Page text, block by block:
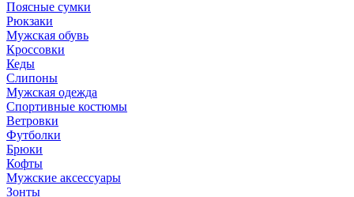
Поясные сумки
Рюкзаки
Мужская обувь
Кроссовки
Кеды
Слипоны
Мужская одежда
Спортивные костюмы
Ветровки
Футболки
Брюки
Кофты
Мужские аксессуары
Зонты